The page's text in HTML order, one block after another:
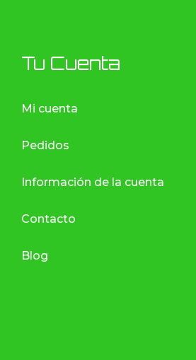
Tu Cuenta
Mi cuenta
Pedidos
Información de la cuenta
Contacto
Blog